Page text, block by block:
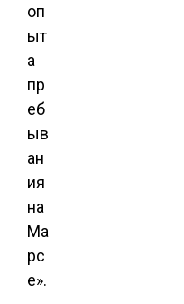
оп
ыт
а
пр
еб
ыв
ан
ия
на
Ма
рс
е».